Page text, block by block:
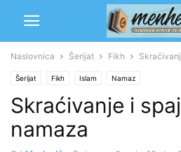
Naslovnica Šerijat Fikh
Šerijat Fikh Islam Namaz
Skraćivanje i
namaza